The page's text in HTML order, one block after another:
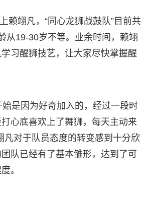
赖翊凡，“同心龙狮战鼓队”目前共
从19-30岁不等。业余时间，赖翊
习醒狮技艺，让大家尽快掌握醒
始是因为好奇加入的，经过一段时
心底喜欢上了舞狮，每天主动来
凡对于队员态度的转变感到十分欣
队已经有了基本雏形，达到了可
。